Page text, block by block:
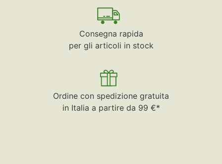
Consegna rapida
per gli articoli in stock
Ordine con spedizione gratuita
in Italia a partire da 99 €*